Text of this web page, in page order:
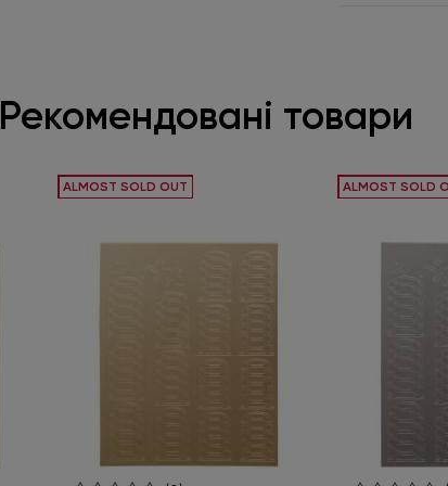
Рекомендовані товари
ALMOST SOLD OUT ALMOST SOLD